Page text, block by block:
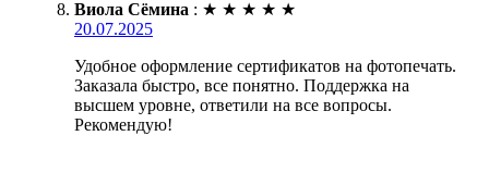
Виола Сёмина : ★ ★ ★ ★ ★
20.07.2025
Удобное оформление сертификатов на фотопечать.
Заказала быстро, все понятно. Поддержка на
высшем уровне, ответили на все вопросы.
Рекомендую!